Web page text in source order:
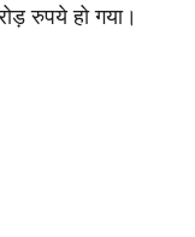
रुपये हो गया।